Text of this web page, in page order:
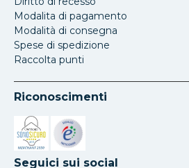
Modalita di pagamento
Modalità di consegna
Spese di spedizione
Raccolta punti
Riconoscimenti
Si apre in una nuova scheda
Si apre in una nuova scheda
Seguici sui social